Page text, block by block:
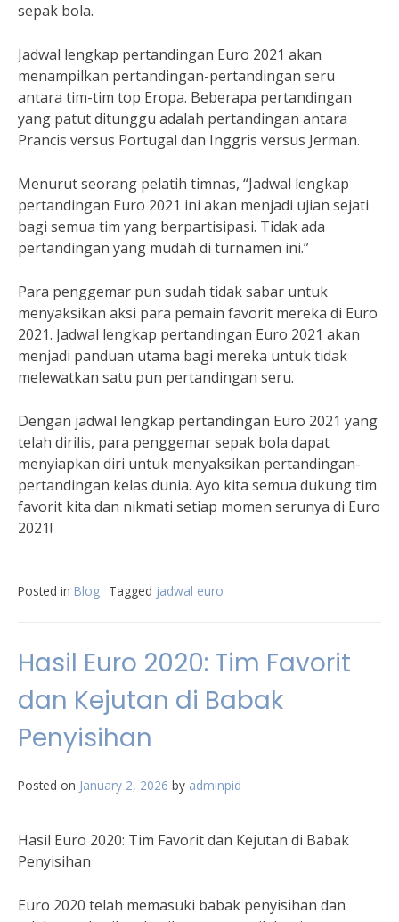
sepak bola.
Jadwal lengkap pertandingan Euro 2021 akan
menampilkan pertandingan-pertandingan seru
antara tim-tim top Eropa. Beberapa pertandingan
yang patut ditunggu adalah pertandingan antara
Prancis versus Portugal dan Inggris versus Jerman.
Menurut seorang pelatih timnas, “Jadwal lengkap
pertandingan Euro 2021 ini akan menjadi ujian sejati
bagi semua tim yang berpartisipasi. Tidak ada
pertandingan yang mudah di turnamen ini.”
Para penggemar pun sudah tidak sabar untuk
menyaksikan aksi para pemain favorit mereka di Euro
2021. Jadwal lengkap pertandingan Euro 2021 akan
menjadi panduan utama bagi mereka untuk tidak
melewatkan satu pun pertandingan seru.
Dengan jadwal lengkap pertandingan Euro 2021 yang
telah dirilis, para penggemar sepak bola dapat
menyiapkan diri untuk menyaksikan pertandingan-
pertandingan kelas dunia. Ayo kita semua dukung tim
favorit kita dan nikmati setiap momen serunya di Euro
2021!
Posted in Blog Tagged jadwal euro
Hasil Euro 2020: Tim Favorit
dan Kejutan di Babak
Penyisihan
Posted on January 2, 2026 by adminpid
Hasil Euro 2020: Tim Favorit dan Kejutan di Babak
Penyisihan
Euro 2020 telah memasuki babak penyisihan dan